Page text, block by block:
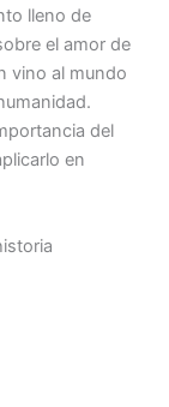
lleno de
el amor de
vino al mundo
del
en